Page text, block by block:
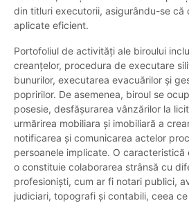
din titluri executorii, asigurându-se că
aplicate eficient.
Portofoliul de activități ale biroului
creanțelor, procedura de executare
bunurilor, executarea evacuărilor și
popririlor. De asemenea, biroul se
posesie, desfășurarea vânzărilor la
urmărirea mobiliara și imobiliară a
notificarea și comunicarea actelor
persoanele implicate. O caracteristică
o constituie colaborarea strânsă cu
profesioniști, cum ar fi notari publici,
judiciari, topografi și contabili, ceea